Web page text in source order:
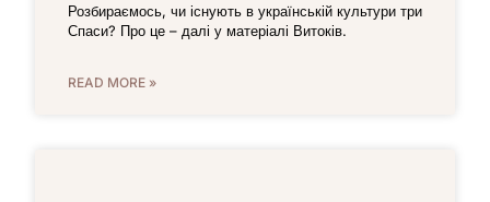
Розбираємось, чи існують в українській культури три
Спаси? Про це – далі у матеріалі Витоків.
READ MORE »